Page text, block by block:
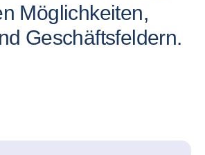
Möglichkeiten,
Geschäftsfeldern.